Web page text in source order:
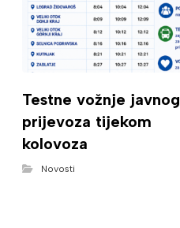
Testne vožnje javnog
prijevoza tijekom
kolovoza
Novosti